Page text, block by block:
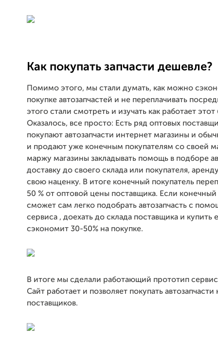
Как покупать запчасти дешевле?
Помимо этого, мы стали думать, как можно
покупке автозапчастей и не переплачивать
этого стали смотреть и изучать как работает этот
Оказалось, все просто: Есть ряд оптовых
покупают автозапчасти интернет магазины и
и продают уже конечным покупателям со своей
маржу магазины закладывать помощь в подборе
доставку до своего склада или покупателя,
свою наценку. В итоге конечный покупатель
50 % от оптовой цены поставщика. Если конечный
сможет сам легко подобрать автозапчасть с
сервиса , доехать до склада поставщика и купить
сэкономит 30-50% на покупке.
В итоге мы сделали работающий прототип
Сайт работает и позволяет покупать
поставщиков.